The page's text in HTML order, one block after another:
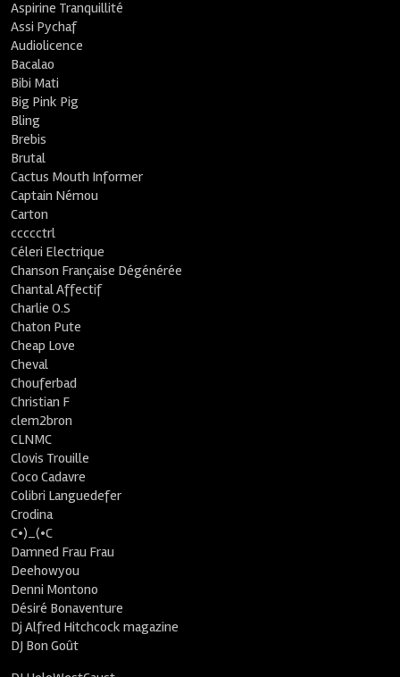
Aspirine Tranquillité
Assi Pychaf
Audiolicence
Bacalao
Bibi Mati
Big Pink Pig
Bling
Brebis
Brutal
Cactus Mouth Informer
Captain Némou
Carton
ccccctrl
Céleri Electrique
Chanson Française Dégénérée
Chantal Affectif
Charlie O.S
Chaton Pute
Cheap Love
Cheval
Chouferbad
Christian F
clem2bron
CLNMC
Clovis Trouille
Coco Cadavre
Colibri Languedefer
Crodina
C•)_(•C
Damned Frau Frau
Deehowyou
Denni Montono
Désiré Bonaventure
Dj Alfred Hitchcock magazine
DJ Bon Goût